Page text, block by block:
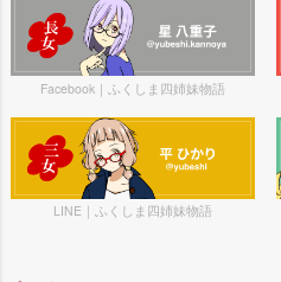
Facebook｜ふくしま四姉妹物語
LINE｜ふくしま四姉妹物語